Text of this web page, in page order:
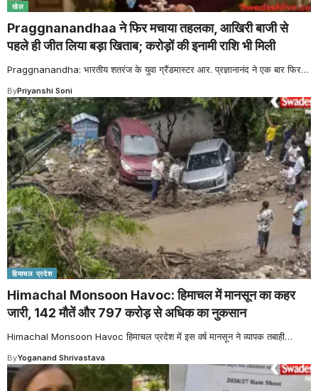
खेल
Praggnanandhaa ने फिर मचाया तहलका, आखिरी बाजी से
पहले ही जीत लिया बड़ा खिताब; करोड़ों की इनामी राशि भी मिली
Praggnanandha: भारतीय शतरंज के युवा ग्रैंडमास्टर आर. प्रज्ञानानंद ने एक बार फिर…
ByPriyanshi Soni
हिमाचल प्रदेश
Himachal Monsoon Havoc: हिमाचल में मानसून का कहर
जारी, 142 मौतें और 797 करोड़ से अधिक का नुकसान
Himachal Monsoon Havoc हिमाचल प्रदेश में इस वर्ष मानसून ने व्यापक तबाही…
ByYoganand Shrivastava